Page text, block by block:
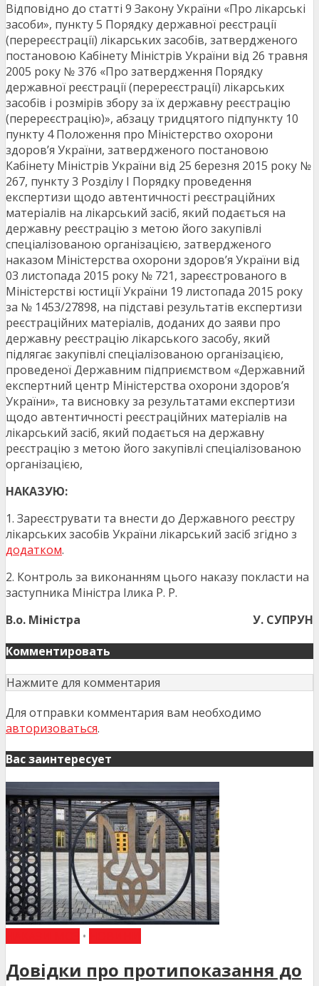
Відповідно до статті 9 Закону України «Про лікарські
засоби», пункту 5 Порядку державної реєстрації
(перереєстрації) лікарських засобів, затвердженого
постановою Кабінету Міністрів України від 26 травня
2005 року № 376 «Про затвердження Порядку
державної реєстрації (перереєстрації) лікарських
засобів і розмірів збору за їх державну реєстрацію
(перереєстрацію)», абзацу тридцятого підпункту 10
пункту 4 Положення про Міністерство охорони
здоров’я України, затвердженого постановою
Кабінету Міністрів України від 25 березня 2015 року №
267, пункту 3 Розділу І Порядку проведення
експертизи щодо автентичності реєстраційних
матеріалів на лікарський засіб, який подається на
державну реєстрацію з метою його закупівлі
спеціалізованою організацією, затвердженого
наказом Міністерства охорони здоров’я України від
03 листопада 2015 року № 721, зареєстрованого в
Міністерстві юстиції України 19 листопада 2015 року
за № 1453/27898, на підставі результатів експертизи
реєстраційних матеріалів, доданих до заяви про
державну реєстрацію лікарського засобу, який
підлягає закупівлі спеціалізованою організацією,
проведеної Державним підприємством «Державний
експертний центр Міністерства охорони здоров’я
України», та висновку за результатами експертизи
щодо автентичності реєстраційних матеріалів на
лікарський засіб, який подається на державну
реєстрацію з метою його закупівлі спеціалізованою
організацією,
НАКАЗУЮ:
1. Зареєструвати та внести до Державного реєстру
лікарських засобів України лікарський засіб згідно з
додатком.
2. Контроль за виконанням цього наказу покласти на
заступника Міністра Ілика Р. Р.
В.о. Міністра
У. СУПРУН
Комментировать
Нажмите для комментария
Для отправки комментария вам необходимо
авторизоваться.
Вас заинтересует
•
Довідки про протипоказання до